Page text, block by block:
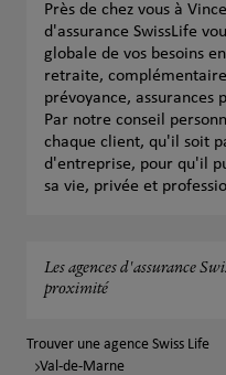
Près de chez vous à
d'assurance SwissLife
globale de vos besoins
retraite,
prévoyance, assurances
Par notre conseil
chaque client, qu'il soit
d'entreprise, pour qu'il
sa vie, privée et
Les agences d'assurance
proximité
Trouver une agence Swiss Life
Val-de-Marne